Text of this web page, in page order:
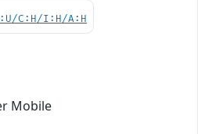
C:H/I:H/A:H
Mobile